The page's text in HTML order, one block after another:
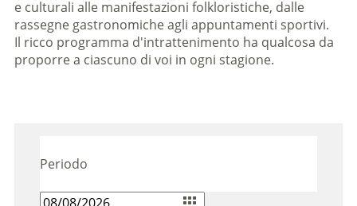
e culturali alle manifestazioni folkloristiche, dalle
rassegne gastronomiche agli appuntamenti sportivi.
Il ricco programma d'intrattenimento ha qualcosa da
proporre a ciascuno di voi in ogni stagione.
Periodo